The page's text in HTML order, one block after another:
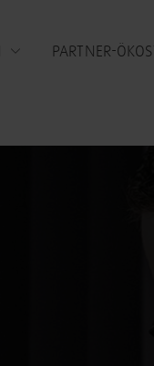
PARTNER-